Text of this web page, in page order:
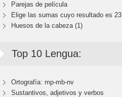
Parejas de película
Elige las sumas cuyo resultado es 23
Huesos de la cabeza (1)
Top 10 Lengua:
Ortografía: mp-mb-nv
Sustantivos, adjetivos y verbos